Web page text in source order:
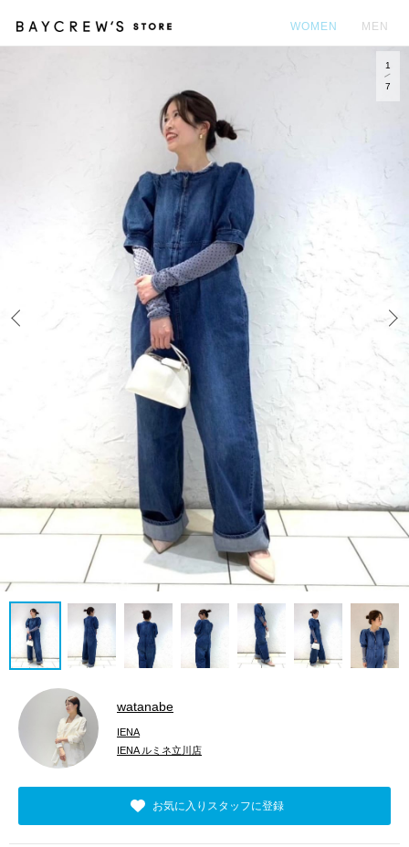
WOMEN MEN
1
7
watanabe
IENA
IENA ルミネ立川店
お気に入りスタッフに登録